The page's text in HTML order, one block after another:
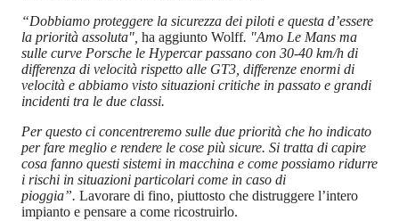
“Dobbiamo proteggere la sicurezza dei piloti e questa d’essere
la priorità assoluta", ha aggiunto Wolff. "Amo Le Mans ma
sulle curve Porsche le Hypercar passano con 30-40 km/h di
differenza di velocità rispetto alle GT3, differenze enormi di
velocità e abbiamo visto situazioni critiche in passato e grandi
incidenti tra le due classi.
Per questo ci concentreremo sulle due priorità che ho indicato
per fare meglio e rendere le cose più sicure. Si tratta di capire
cosa fanno questi sistemi in macchina e come possiamo ridurre
i rischi in situazioni particolari come in caso di
pioggia”. Lavorare di fino, piuttosto che distruggere l’intero
impianto e pensare a come ricostruirlo.